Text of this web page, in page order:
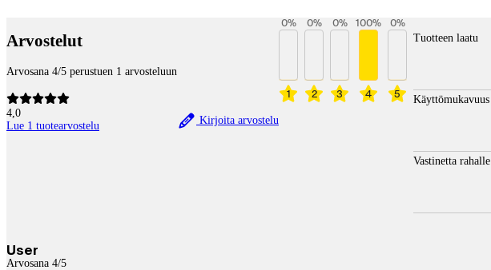
Arvostelut
Arvosana 4/5 perustuen 1 arvosteluun
4,0
Lue 1 tuotearvostelu
Kirjoita arvostelu
1
0%
2
0%
3
0%
4
100%
5
0%
Tuotteen laatu
Käyttömukavuus
Vastinetta rahalle
User
Arvosana 4/5